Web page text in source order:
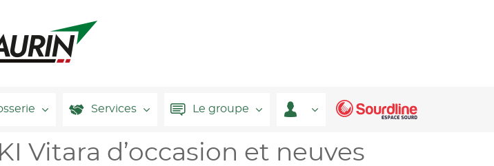
Services Le groupe
Vitara d’occasion et neuves